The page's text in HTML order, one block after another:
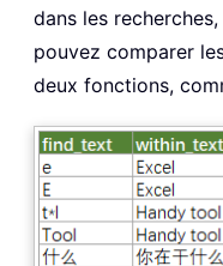
dans les
pouvez comparer
deux fonctions,